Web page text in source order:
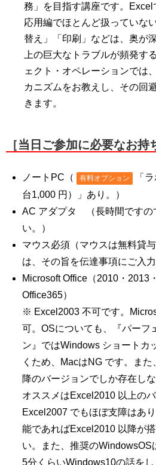
務」を目指す講座です。Excel
応用編でほとんど扱っていな
替え」「印刷」などは、奥が
上の巨大なトラブルが頻発す
ェクト・オペレーションでは
カニズムをお教えし、その回
きます。
［当日ご参加に必要なお持
ノートPC（ 有料オプション
「
台1,000 円）」あり。）
AC アダプタ （長時間ですの
い。）
マウス必須（マウスは無料貸
は、その旨を伝達事項にご入力
Microsoft Office（2010・2013
Office365）
※ Excel2003 不可です。
可。OSについても、『パーフ
ン』ではWindows ショートカ
くため、MacはNG です。ま
降のバージョンでしか存在し
オススメはExcel2010 以上の
Excel2007 でもほぼ支障はあ
能であればExcel2010 以降が
い。また、推奨のWindowsOS
5分くらいWindows10の話を